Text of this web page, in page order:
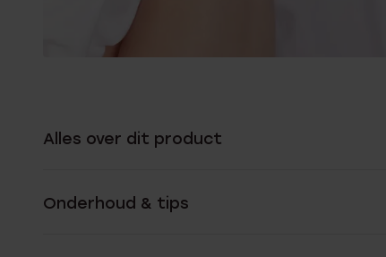
Alles over dit product
Onderhoud & tips